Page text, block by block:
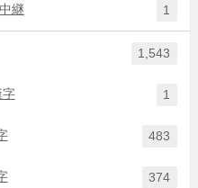
継 1
1,543
字 1
483
374